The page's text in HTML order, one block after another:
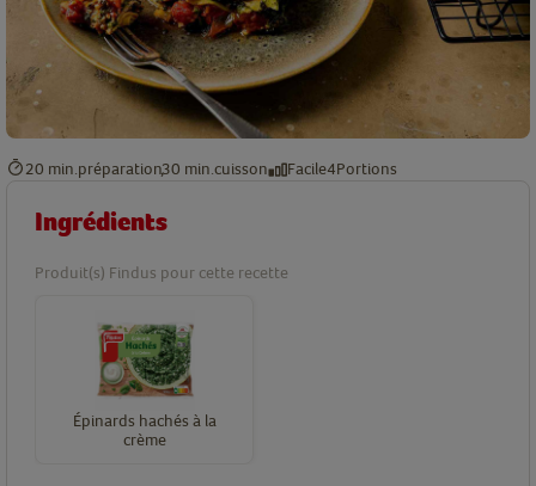
20 min. préparation30 min. cuisson Facile4Portions
Ingrédients
Produit(s) Findus pour cette recette
Épinards hachés à la
crème